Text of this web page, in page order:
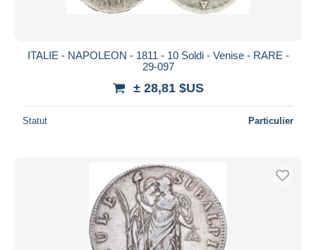
ITALIE - NAPOLEON - 1811 - 10 Soldi - Venise - RARE -
29-097
± 28,81 $US
Statut Particulier